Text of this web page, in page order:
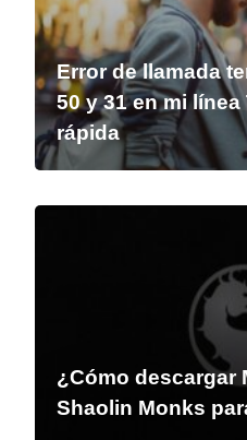
Error de llamada
50 y 31 en mi
rápida
¿Cómo descargar
Shaolin Monks